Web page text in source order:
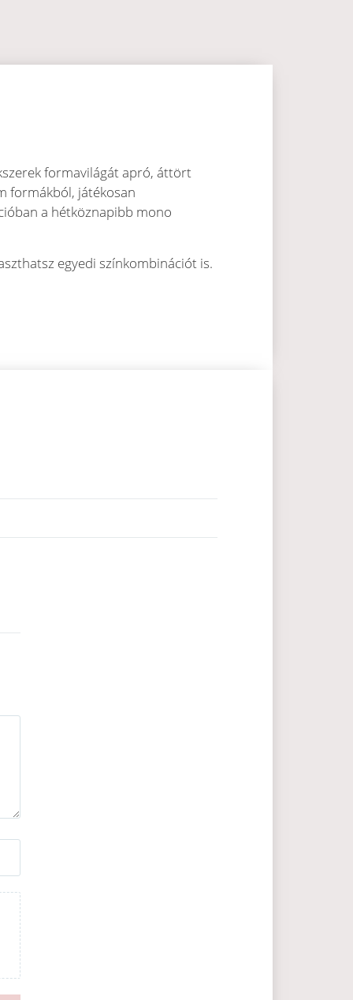
formavilágát apró, áttört
formákból, játékosan
a hétköznapibb mono
egyedi színkombinációt is.